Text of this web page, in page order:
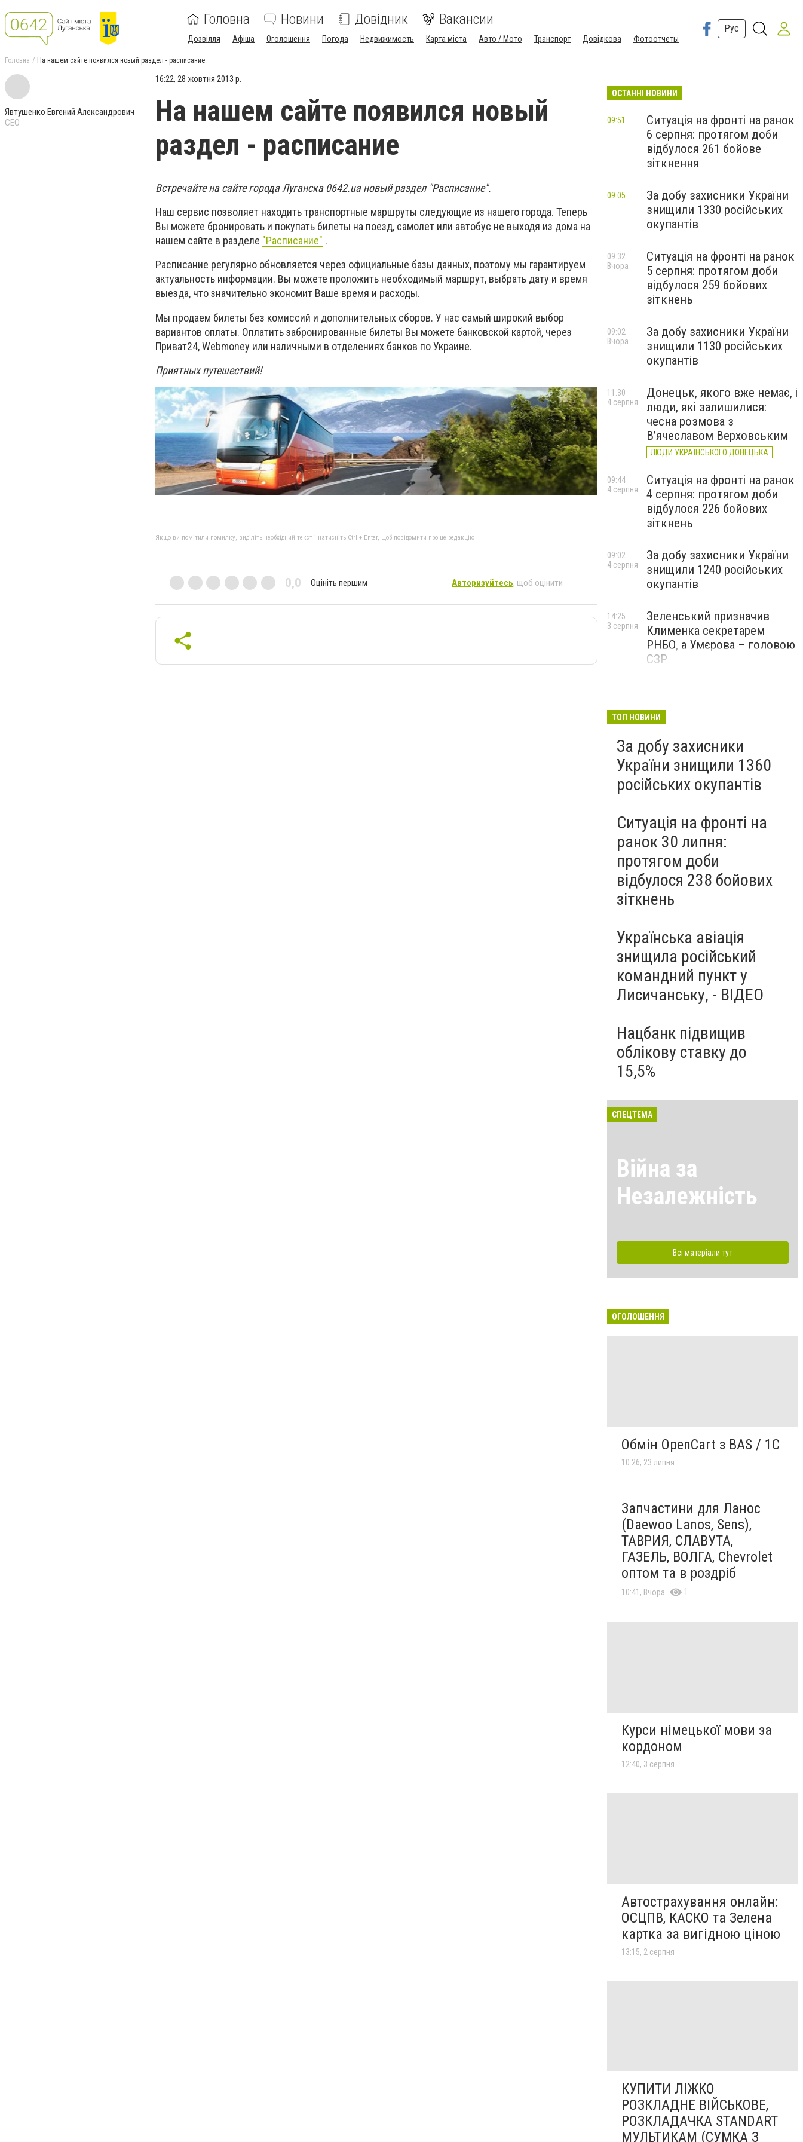
Головна Новини Довідник Вакансии
Дозвілля Афіша Оголошення Погода Недвижимость Карта міста Авто / Мото Транспорт Довідкова Фотоотчеты
Рус
Головна На нашем сайте появился новый раздел - расписание
Явтушенко Евгений Александрович
CEO
16:22, 28 жовтня 2013 р.
На нашем сайте появился новый
раздел - расписание
Встречайте на сайте города Луганска 0642.ua новый раздел "Расписание".
Наш сервис позволяет находить транспортные маршруты следующие из нашего города. Теперь
Вы можете бронировать и покупать билеты на поезд, самолет или автобус не выходя из дома на
нашем сайте в разделе "Расписание" .
Расписание регулярно обновляется через официальные базы данных, поэтому мы гарантируем
актуальность информации. Вы можете проложить необходимый маршрут, выбрать дату и время
выезда, что значительно экономит Ваше время и расходы.
Мы продаем билеты без комиссий и дополнительных сборов. У нас самый широкий выбор
вариантов оплаты. Оплатить забронированные билеты Вы можете банковской картой, через
Приват24, Webmoney или наличными в отделениях банков по Украине.
Приятных путешествий!
Якщо ви помітили помилку, виділіть необхідний текст і натисніть Ctrl + Enter, щоб повідомити про це редакцію
0,0 Оцініть першим Авторизуйтесь, щоб оцінити
ОСТАННІ НОВИНИ
Ситуація на фронті на ранок
6 серпня: протягом доби
відбулося 261 бойове
зіткнення
09:51
За добу захисники України
знищили 1330 російських
окупантів
09:05
Ситуація на фронті на ранок
5 серпня: протягом доби
відбулося 259 бойових
зіткнень
09:32
Вчора
За добу захисники України
знищили 1130 російських
окупантів
09:02
Вчора
Донецьк, якого вже немає, і
люди, які залишилися:
чесна розмова з
В’ячеславом Верховським
ЛЮДИ УКРАЇНСЬКОГО ДОНЕЦЬКА
11:30
4 серпня
Ситуація на фронті на ранок
4 серпня: протягом доби
відбулося 226 бойових
зіткнень
09:44
4 серпня
За добу захисники України
знищили 1240 російських
окупантів
09:02
4 серпня
Зеленський призначив
Клименка секретарем
РНБО, а Умєрова – головою
СЗР
14:25
3 серпня
ТОП НОВИНИ
За добу захисники
України знищили 1360
російських окупантів
Ситуація на фронті на
ранок 30 липня:
протягом доби
відбулося 238 бойових
зіткнень
Українська авіація
знищила російський
командний пункт у
Лисичанську, - ВІДЕО
Нацбанк підвищив
облікову ставку до
15,5%
СПЕЦТЕМА
Війна за
Незалежність
Всі матеріали тут
ОГОЛОШЕННЯ
Обмін OpenCart з BAS / 1C
10:26, 23 липня
Запчастини для Ланос
(Daewoo Lanos, Sens),
ТАВРИЯ, СЛАВУТА,
ГАЗЕЛЬ, ВОЛГА, Chevrolet
оптом та в роздріб
10:41, Вчора 1
Курси німецької мови за
кордоном
12:40, 3 серпня
Автострахування онлайн:
ОСЦПВ, КАСКО та Зелена
картка за вигідною ціною
13:15, 2 серпня
КУПИТИ ЛІЖКО
РОЗКЛАДНЕ ВІЙСЬКОВЕ,
РОЗКЛАДАЧКА STANDART
МУЛЬТИКАМ (СУМКА З